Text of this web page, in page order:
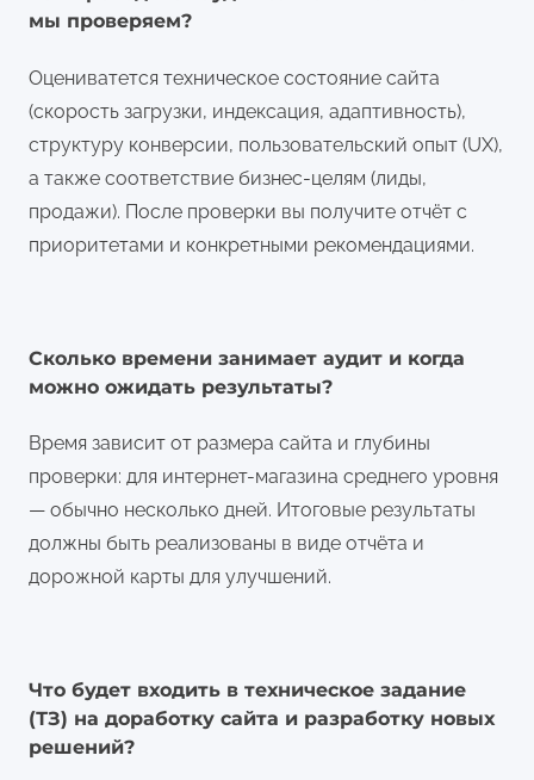
мы проверяем?
Оцениватется техническое состояние сайта
(скорость загрузки, индексация, адаптивность),
структуру конверсии, пользовательский опыт (UX),
а также соответствие бизнес-целям (лиды,
продажи). После проверки вы получите отчёт с
приоритетами и конкретными рекомендациями.
Сколько времени занимает аудит и когда
можно ожидать результаты?
Время зависит от размера сайта и глубины
проверки: для интернет-магазина среднего уровня
— обычно несколько дней. Итоговые результаты
должны быть реализованы в виде отчёта и
дорожной карты для улучшений.
Что будет входить в техническое задание
(ТЗ) на доработку сайта и разработку новых
решений?